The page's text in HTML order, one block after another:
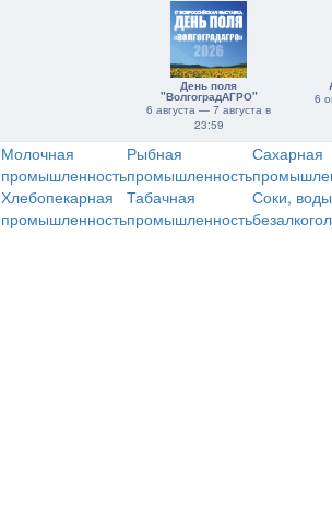
День поля
"ВолгоградАГРО"
6 августа — 7 августа в
23:59
6
Молочная
промышленность
Рыбная
промышленность
Сахарная
Хлебопекарная
промышленность
Табачная
промышленность
Соки,